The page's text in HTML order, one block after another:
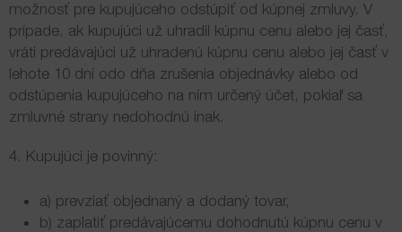
možnosť pre kupujúceho odstúpiť od kúpnej zmluvy. V
prípade, ak kupujúci už uhradil kúpnu cenu alebo jej časť,
vráti predávajúci už uhradenú kúpnu cenu alebo jej časť v
lehote 10 dní odo dňa zrušenia objednávky alebo od
odstúpenia kupujúceho na ním určený účet, pokiaľ sa
zmluvné strany nedohodnú inak.
4. Kupujúci je povinný:
a) prevziať objednaný a dodaný tovar,
b) zaplatiť predávajúcemu dohodnutú kúpnu cenu v